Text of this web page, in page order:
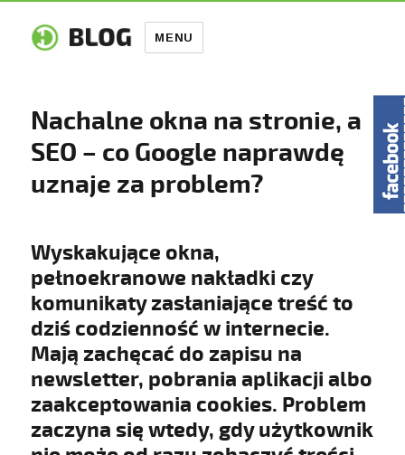
MENU
Nachalne okna na stronie, a
SEO – co Google naprawdę
uznaje za problem?
Wyskakujące okna,
pełnoekranowe nakładki czy
komunikaty zasłaniające treść to
dziś codzienność w internecie.
Mają zachęcać do zapisu na
newsletter, pobrania aplikacji albo
zaakceptowania cookies. Problem
zaczyna się wtedy, gdy użytkownik